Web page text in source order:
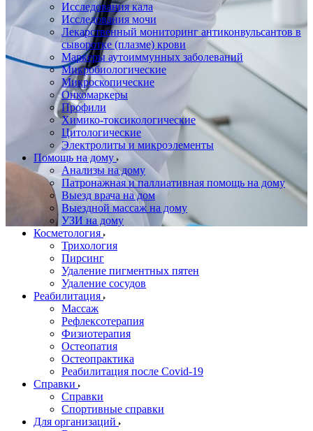
Исследования кала
Исследования мочи
Лекарственный мониторинг антиконвульсантов в
сыворотке (плазме) крови
Маркеры аутоиммунных заболеваний
Микробиологические
Микроскопические
Онкомаркеры
Профили
Химико-токсикологические
Цитологические
Электролиты и микроэлементы
Помощь на дому
Анализы на дому
Патронажная и паллиативная помощь на дому
Выезд врача на дом
Выездной массаж на дому
УЗИ на дому
Косметология
Трихология
Пирсинг
Удаление пигментных пятен
Удаление сосудов
Реабилитация
Массаж
Рефлексотерапия
Физиотерапия
Остеопатия
Остеопрактика
Реабилитация после Covid-19
Справки
Справки
Спортивные справки
Для организаций